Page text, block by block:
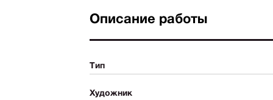
Описание работы
Тип
Художник